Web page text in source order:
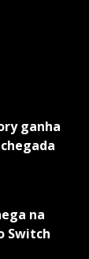
ganha
na
Switch